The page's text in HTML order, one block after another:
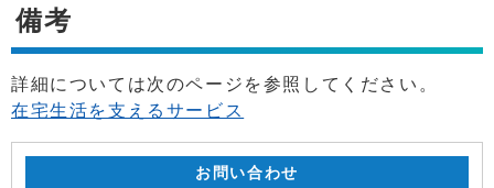
備考
詳細については次のページを参照してください。
在宅生活を支えるサービス
お問い合わせ